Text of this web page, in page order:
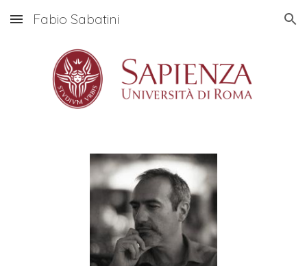
Skip to main content Skip to navigation
Fabio Sabatini